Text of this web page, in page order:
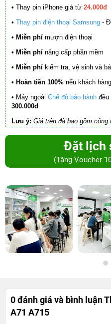
• Thay pin iPhone giá từ 24.000đ
• Thay pin điện thoại Samsung -
• Miễn phí mượn điện thoại
• Miễn phí nâng cấp phần mềm
• Miễn phí kiểm tra, vệ sinh và
• Hoàn tiền 100% nếu khách
• Máy ngoài Chế độ bảo hành đều
300.000đ
Lưu ý: Giá trên đã bao gồm
Đặt lịch
(Tặng Voucher
0 đánh giá và bình luận
A71 A715